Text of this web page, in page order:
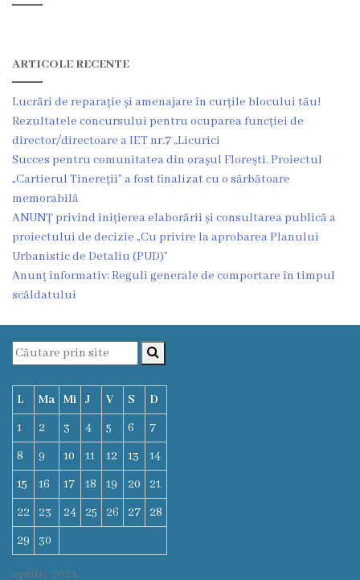
Regulamentul
Consiliului
Ședințele
Consiliului
online
Deciziile
Consiliului
Procese-
verbale
Consiliului
Ședințe
online
Or.
Floreşti
ARTICOLE RECENTE
Lucrări de reparație și amenajare în curțile blocului tău!
Rezultatele concursului pentru ocuparea funcției de
director/directoare a IET nr.7 „Licurici
Succes pentru comunitatea din orașul Florești. Proiectul
„Cartierul Tinereții” a fost finalizat cu o sărbătoare
memorabilă
ANUNȚ privind inițierea elaborării și consultarea publică a
proiectului de decizie „Cu privire la aprobarea Planului
Urbanistic de Detaliu (PUD)”
Anunț informativ: Reguli generale de comportare în timpul
scăldatului
aprilie 2024
L Ma Mi J V S
D
1
2 3 4 5 6
7
8
9 10 11 12 13
14
15
16 17 18 19 20
21
22
23 24 25 26 27
28
29
30